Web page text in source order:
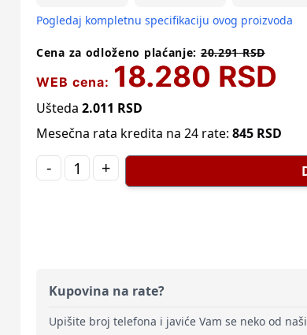
Pogledaj kompletnu specifikaciju ovog proizvoda
Cena za odloženo plaćanje: 20.291RSD
WEB cena: 18.280 RSD
Ušteda 2.011 RSD
Mesečna rata kredita na 24 rate: 845 RSD
- +
Kupovina na rate?
Upišite broj telefona i javiće Vam se neko od